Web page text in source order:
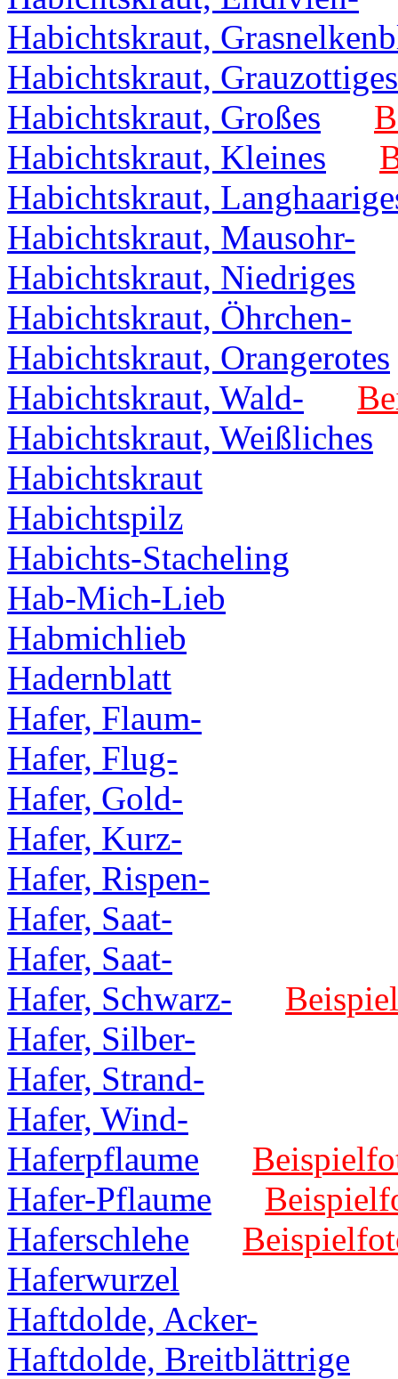
Habichtskraut,
Habichtskraut, Grauzottiges
Habichtskraut, Großes
Habichtskraut, Kleines
Habichtskraut,
Habichtskraut, Mausohr-
Habichtskraut, Niedriges
Habichtskraut, Öhrchen-
Habichtskraut, Orangerotes
Habichtskraut, Wald-
Habichtskraut, Weißliches
Habichtskraut
Habichtspilz
Habichts-Stacheling
Hab-Mich-Lieb
Habmichlieb
Hadernblatt
Hafer, Flaum-
Hafer, Flug-
Hafer, Gold-
Hafer, Kurz-
Hafer, Rispen-
Hafer, Saat-
Hafer, Saat-
Hafer, Schwarz-
Hafer, Silber-
Hafer, Strand-
Hafer, Wind-
Haferpflaume
Hafer-Pflaume
Haferschlehe
Haferwurzel
Haftdolde, Acker-
Haftdolde, Breitblättrige